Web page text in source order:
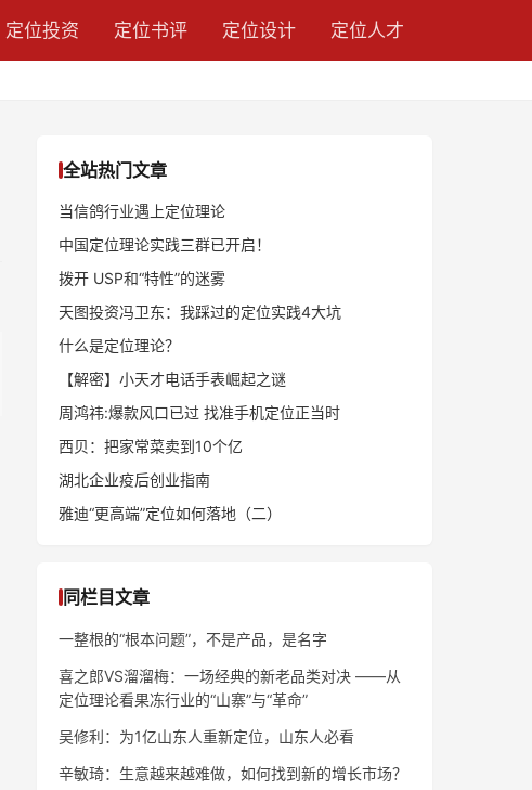
定位投资 定位书评 定位设计 定位人才
全站热门文章
当信鸽行业遇上定位理论
中国定位理论实践三群已开启！
拨开 USP和“特性”的迷雾
天图投资冯卫东：我踩过的定位实践4大坑
什么是定位理论？
【解密】小天才电话手表崛起之谜
周鸿祎:爆款风口已过 找准手机定位正当时
西贝：把家常菜卖到10个亿
湖北企业疫后创业指南
雅迪“更高端”定位如何落地（二）
同栏目文章
一整根的“根本问题”，不是产品，是名字
喜之郎VS溜溜梅：一场经典的新老品类对决 ——从
定位理论看果冻行业的“山寨”与“革命”
吴修利：为1亿山东人重新定位，山东人必看
辛敏琦：生意越来越难做，如何找到新的增长市场？